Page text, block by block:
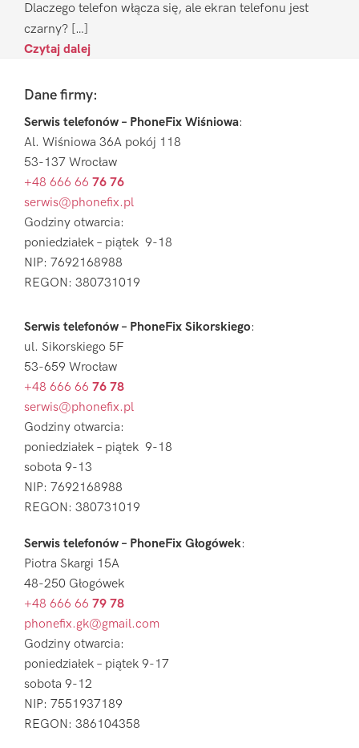
Dlaczego telefon włącza się, ale ekran telefonu jest
czarny? […]
Czytaj dalej
FooterDane firmy:
Serwis telefonów – PhoneFix Wiśniowa:
Al. Wiśniowa 36A pokój 118
53-137 Wrocław
+48 666 66 76 76
serwis@phonefix.pl
Godziny otwarcia:
poniedziałek – piątek 9-18
NIP: 7692168988
REGON: 380731019
Serwis telefonów – PhoneFix Sikorskiego:
ul. Sikorskiego 5F
53-659 Wrocław
+48 666 66 76 78
serwis@phonefix.pl
Godziny otwarcia:
poniedziałek – piątek 9-18
sobota 9-13
NIP: 7692168988
REGON: 380731019
Serwis telefonów – PhoneFix Głogówek:
Piotra Skargi 15A
48-250 Głogówek
+48 666 66 79 78
phonefix.gk@gmail.com
Godziny otwarcia:
poniedziałek – piątek 9-17
sobota 9-12
NIP: 7551937189
REGON: 386104358